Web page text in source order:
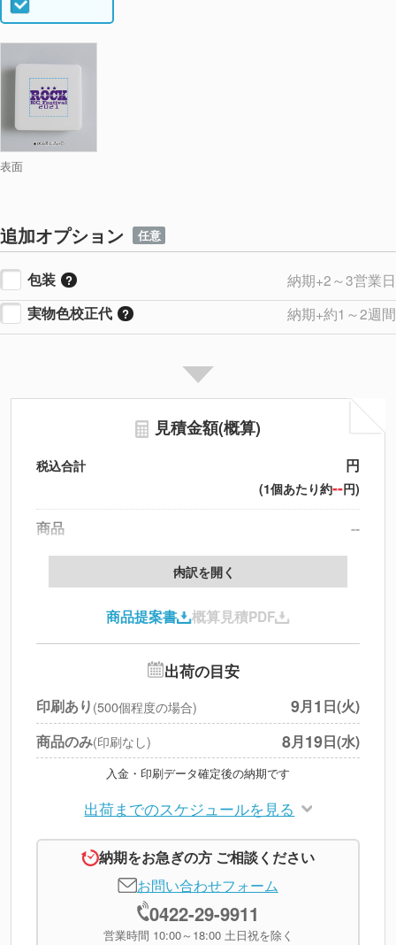
表面
追加オプション 任意
包装
納期+2～3営業日
実物色校正代
納期+約1～2週間
見積金額(概算)
税込合計 円
(1個あたり約--円)
商品
--
製版代
印刷代
北海道・沖縄・離島 別途
円
※上記小計は税別です
内訳を開く
商品提案書 概算見積PDF
出荷の目安
印刷あり (500個程度の場合) 9月1 日(火)
商品のみ(印刷なし) 8月19日(水)
入金・印刷データ確定後の納期です
出荷までのスケジュールを見る
納期をお急ぎの方 ご相談ください
お問い合わせフォーム
0422-29-9911
営業時間 10:00～18:00 土日祝を除く